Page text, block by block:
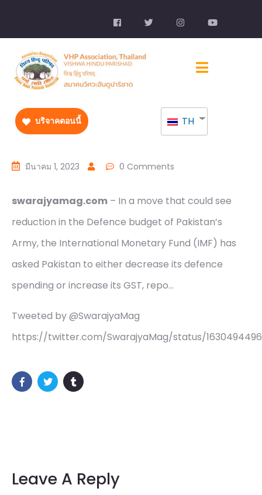
บริจาคตอนนี้ TH
มีนาคม 1, 2023 0 Comments
swarajyamag.com – In a move that could see
reduction in the Defence budget of Pakistan’s
Army, the International Monetary Fund (IMF) has
asked Pakistan to either decrease its defence
spending or increase its GST, repo…
Tweeted by @SwarajyaMag
https://twitter.com/SwarajyaMag/status/
Leave A Reply